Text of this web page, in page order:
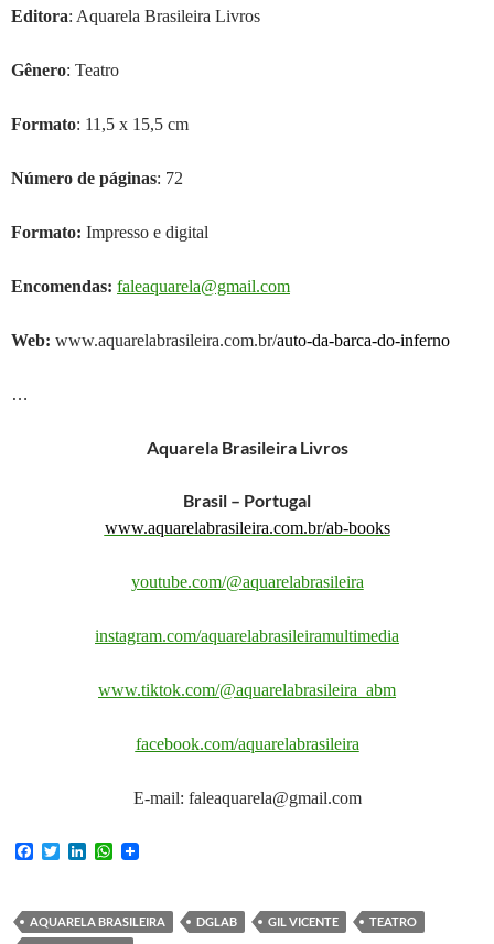
Editora: Aquarela Brasileira Livros
Gênero: Teatro
Formato: 11 ,5 x 1 5,5 cm
Número de páginas: 72
Formato: Impresso e digital
Encomendas: faleaquarela@gmail.com
Web: www.aquarelabrasileira.com.br/auto-da-barca-do-inferno
…
Aquarela Brasileira Livros
Brasil – Portugal
www.aquarelabrasileira.com.br/ab-books
youtube.com/@aquarelabrasileira
instagram.com/aquarelabrasileiramultimedia
www.tiktok.com/@aquarelabrasileira_abm
facebook.com/aquarelabrasileira
E-mail: faleaquarela@gmail.com
F
b
o
T
t
e
e
d
W
s
A
AQUARELA BRASILEIRA DGLAB GIL VICENTE
TEATRO